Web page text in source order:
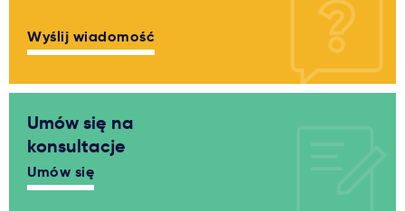
Wyślij wiadomość
Umów się na
konsultacje
Umów się